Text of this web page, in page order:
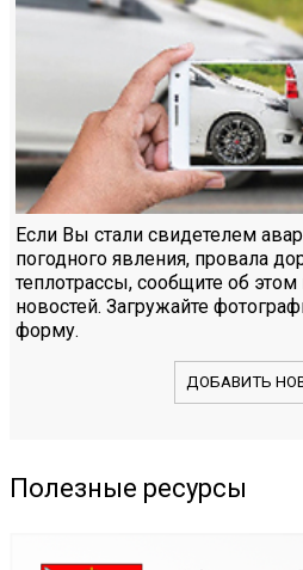
Если Вы стали свидетелем
погодного явления, провала
теплотрассы, сообщите об
новостей. Загружайте
форму.
ДОБАВИТЬ
Полезные ресурсы